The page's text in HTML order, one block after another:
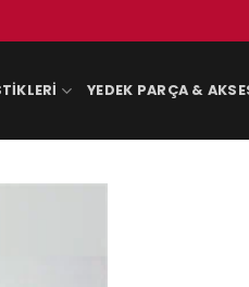
YEDEK PARÇA &